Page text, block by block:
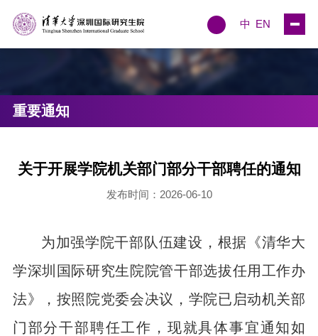
中 EN
重要通知
关于开展学院机关部门部分干部聘任的通知
发布时间：2026-06-10
为加强学院干部队伍建设，根据《清华大
学深圳国际研究生院院管干部选拔任用工作办
法》，按照院党委会决议，学院已启动机关部
门部分干部聘任工作，现就具体事宜通知如